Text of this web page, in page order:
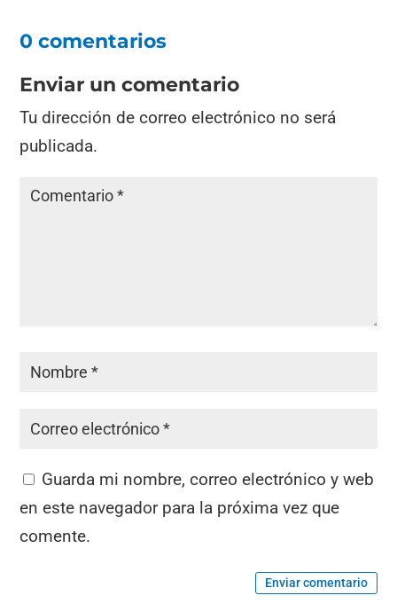
0 comentarios
Enviar un comentario
Tu dirección de correo electrónico no será
publicada.
Guarda mi nombre, correo electrónico y web
en este navegador para la próxima vez que
comente.
Enviar comentario